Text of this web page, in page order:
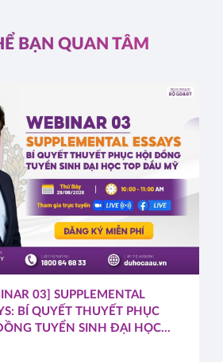
BẠN QUAN TÂM
03] SUPPLEMENTAL
BÍ QUYẾT THUYẾT PHỤC
TUYỂN SINH ĐẠI HỌC
MỸ